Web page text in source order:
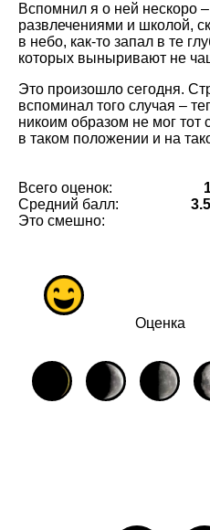
Вспомнил я о ней нескоро
развлечениями и школой,
в небо, как-то запал в те
которых выныривают не
Это произошло сегодня.
вспоминал того случая –
никоим образом не мог тот
в таком положении и на
Всего оценок:
Средний балл:
Это смешно:
Оценка